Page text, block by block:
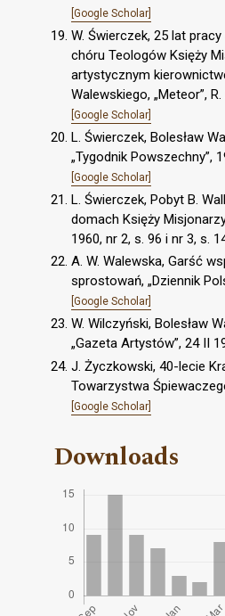
[Google Scholar]
W. Świerczek, 25 lat
chóru Teologów Księży
artystycznym
Walewskiego, „Meteor”,
[Google Scholar]
L. Świerczek, Bolesław
„Tygodnik Powszechny”,
[Google Scholar]
L. Świerczek, Pobyt B.
domach Księży
1960, nr 2, s. 96 i nr 3, s.
A. W. Walewska, Garść
sprostowań, „Dziennik
[Google Scholar]
W. Wilczyński, Bolesław
„Gazeta Artystów”, 24 II
J. Życzkowski, 40-lecie
Towarzystwa
[Google Scholar]
Downloads